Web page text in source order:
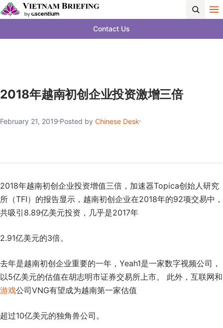
Contact Us
2018年越南初创企业投资激增三倍
February 21, 2019 Posted by Chinese Desk
2018年越南初创企业投资增值三倍，加速器Topica创始人研究
所（TFI）的报告显示，越南初创企业在2018年的92项交易中，
共吸引8.89亿美元投资，几乎是2017年
2.91亿美元的3倍。
去年是越南初创企业重要的一年，Yeah1是一家数字视频公司，
以5亿美元的估值在胡志明市证券交易所上市。 此外，互联网和
游戏公司VNG有望成为越南第一家估值
超过10亿美元的独角兽公司。